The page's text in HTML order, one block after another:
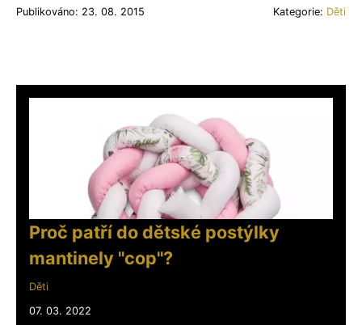
Publikováno: 23. 08. 2015 Kategorie: Děti
Proč patří do dětské postýlky
mantinely "cop"?
Děti
07. 03. 2022